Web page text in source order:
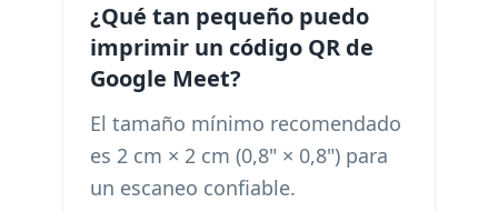
¿Qué tan pequeño puedo
imprimir un código QR de
Google Meet?
El tamaño mínimo recomendado
es 2 cm × 2 cm (0,8" × 0,8") para
un escaneo confiable.